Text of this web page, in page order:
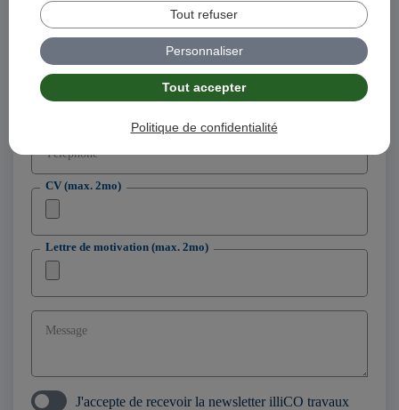
Tout accepter
Tout refuser
Personnaliser
Politique de confidentialité
Adresse email
Téléphone
CV (max. 2mo)
Lettre de motivation (max. 2mo)
Message
J'accepte de recevoir la newsletter illiCO travaux